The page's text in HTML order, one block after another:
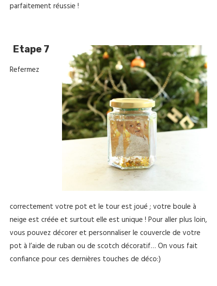
parfaitement réussie !
Etape 7
Refermez
correctement votre pot et le tour est joué ; votre boule à
neige est créée et surtout elle est unique ! Pour aller plus loin,
vous pouvez décorer et personnaliser le couvercle de votre
pot à l’aide de ruban ou de scotch décoratif… On vous fait
confiance pour ces dernières touches de déco:)